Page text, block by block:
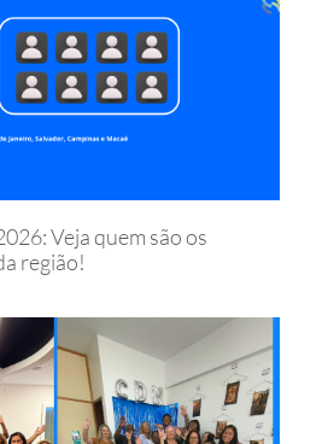
Veja quem são os
região!